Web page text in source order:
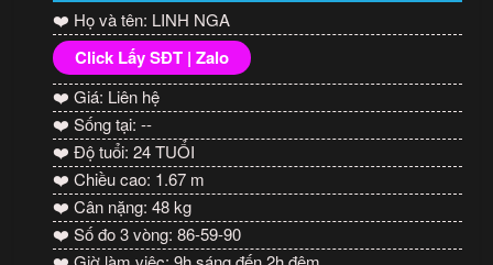
❤️ Họ và tên: LINH NGA
Click Lấy SĐT | Zalo
❤️ Giá: Liên hệ
❤️ Sống tại: --
❤️ Độ tuổi: 24 TUỔI
❤️ Chiều cao: 1.67 m
❤️ Cân nặng: 48 kg
❤️ Số đo 3 vòng: 86-59-90